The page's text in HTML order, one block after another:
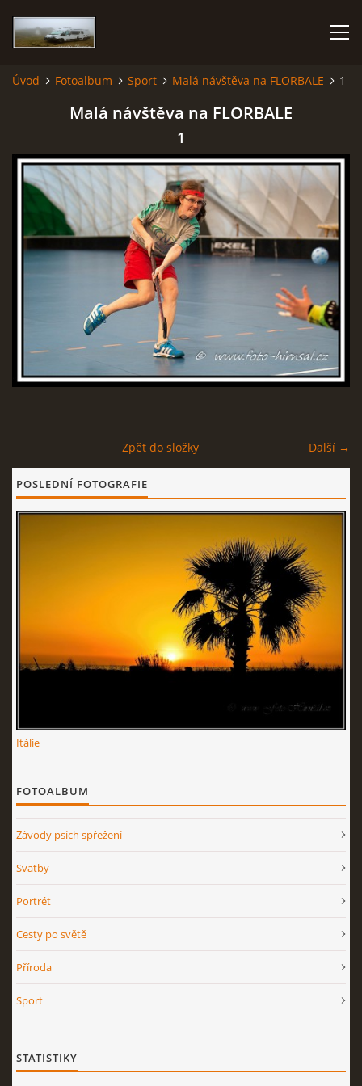
CESTOVÁNÍ
NÁVŠTĚVNÍ KNIHA
Úvod Fotoalbum Sport Malá návštěva na FLORBALE 1
Malá návštěva na FLORBALE
1
Další →
Zpět do složky
POSLEDNÍ FOTOGRAFIE
Itálie
FOTOALBUM
Závody psích spřežení
Svatby
Portrét
Cesty po světě
Příroda
Sport
STATISTIKY